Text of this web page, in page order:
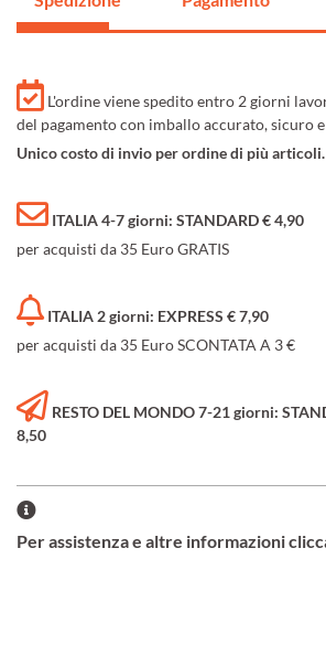
L'ordine viene spedito entro 2 giorni
del pagamento con imballo accurato, sicuro
Unico costo di invio per ordine di più articoli.
ITALIA 4-7 giorni: STANDARD € 4,90
per acquisti da 35 Euro GRATIS
ITALIA 2 giorni: EXPRESS € 7,90
per acquisti da 35 Euro SCONTATA A 3 €
RESTO DEL MONDO 7-21 giorni:
8,50
Per assistenza e altre informazioni